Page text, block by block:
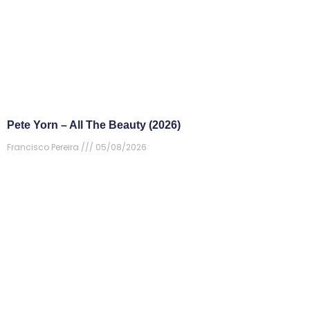
Pete Yorn – All The Beauty (2026)
Francisco Pereira
05/08/2026